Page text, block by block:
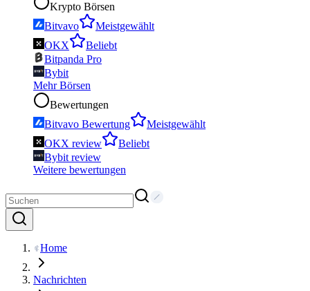
Krypto Börsen
Bitvavo
Meistgewählt
OKX
Beliebt
Bitpanda Pro
Bybit
Mehr Börsen
Bewertungen
Bitvavo Bewertung
Meistgewählt
OKX review
Beliebt
Bybit review
Weitere bewertungen
Home
Nachrichten